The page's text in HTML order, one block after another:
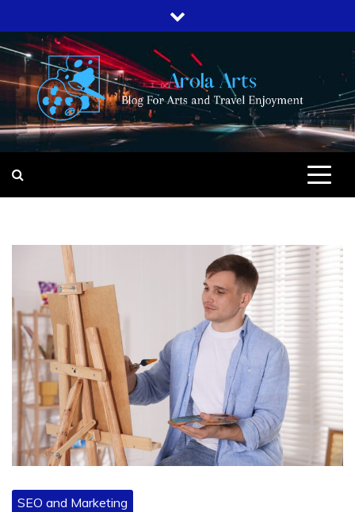
to
content
AROLA ARTS
BLOG FOR ARTS AND TRAVEL
SEO and Marketing